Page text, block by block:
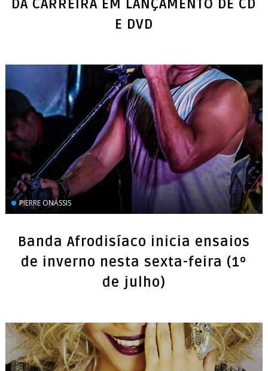
DA CARREIRA EM LANÇAMENTO DE CD
E DVD
PIERRE ONÁSSIS
Banda Afrodisíaco inicia ensaios
de inverno nesta sexta-feira (1º